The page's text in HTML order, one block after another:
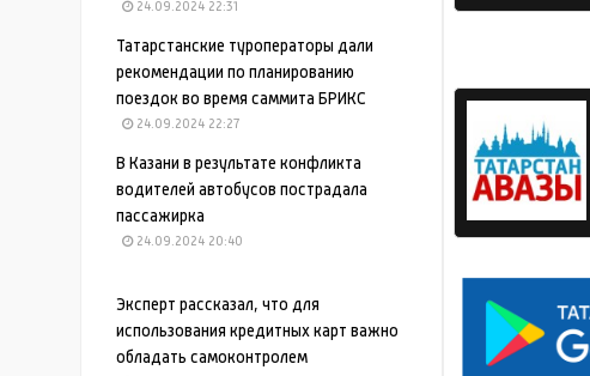
24.09.2024 22:31
Татарстанские туроператоры дали
рекомендации по планированию
поездок во время саммита БРИКС
24.09.2024 22:27
В Казани в результате конфликта
водителей автобусов пострадала
пассажирка
24.09.2024 20:40
Эксперт рассказал, что для
использования кредитных карт важно
обладать самоконтролем